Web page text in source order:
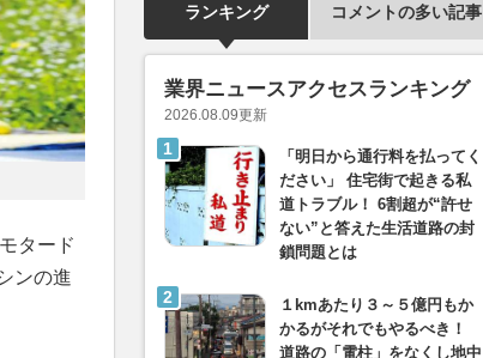
タード
ンの進
ランキング コメントの多い記事
業界ニュースアクセスランキング
2026.08.09更新
「明日から通行料を払ってく
ださい」 住宅街で起きる私
道トラブル！ 6割超が“許せ
ない”と答えた生活道路の封
鎖問題とは
１kmあたり３～５億円もか
かるがそれでもやるべき！
道路の「電柱」をなくし地中